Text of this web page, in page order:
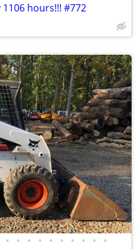
hours!!! #772
• • • • • • • • • •